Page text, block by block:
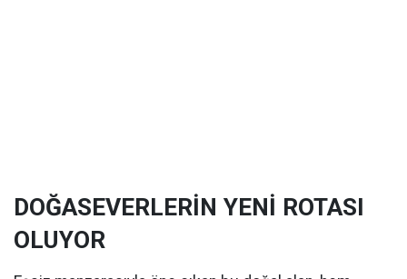
DOĞASEVERLERİN YENİ ROTASI
OLUYOR